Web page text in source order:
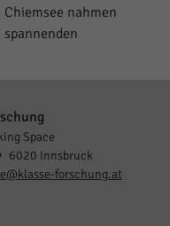
Chiemsee nahmen
Space
6020 Innsbruck
forschung.at